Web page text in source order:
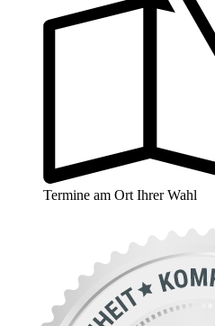
Termine am Ort Ihrer Wahl